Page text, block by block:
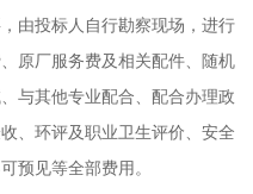
由投标人自行勘察现场，进行
原厂服务费及相关配件、随机
与其他专业配合、配合办理政
、环评及职业卫生评价、安全
预见等全部费用。